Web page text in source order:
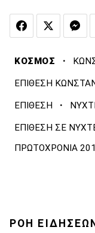
ΚΟΣΜΟΣ ·
ΕΠΙΘΕΣΗ
ΕΠΙΘΕΣΗ ·
ΕΠΙΘΕΣΗ ΣΕ
ΠΡΩΤΟΧΡΟΝΙΑ
ΡΟΗ